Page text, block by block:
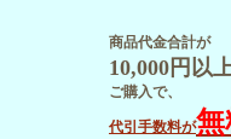
商品代金合計が
10,000円以
ご購入で、
代引手数料が無